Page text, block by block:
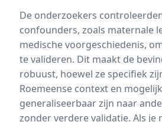
De onderzoekers
confounders, zoals maternale
medische voorgeschiedenis,
te valideren. Dit maakt de
robuust, hoewel ze specifiek
Roemeense context en
generaliseerbaar zijn naar
zonder verdere validatie. Als je